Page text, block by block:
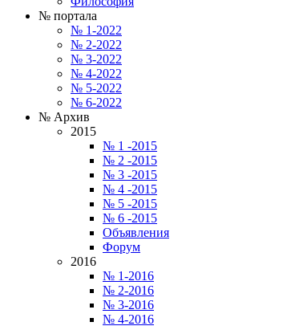
№ портала
№ 1-2022
№ 2-2022
№ 3-2022
№ 4-2022
№ 5-2022
№ 6-2022
№ Архив
2015
№ 1 -2015
№ 2 -2015
№ 3 -2015
№ 4 -2015
№ 5 -2015
№ 6 -2015
Объявления
Форум
2016
№ 1-2016
№ 2-2016
№ 3-2016
№ 4-2016